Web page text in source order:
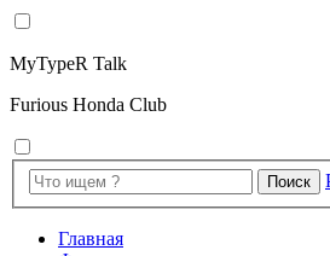
MyTypeR Talk
Furious Honda Club
Поиск
Главная